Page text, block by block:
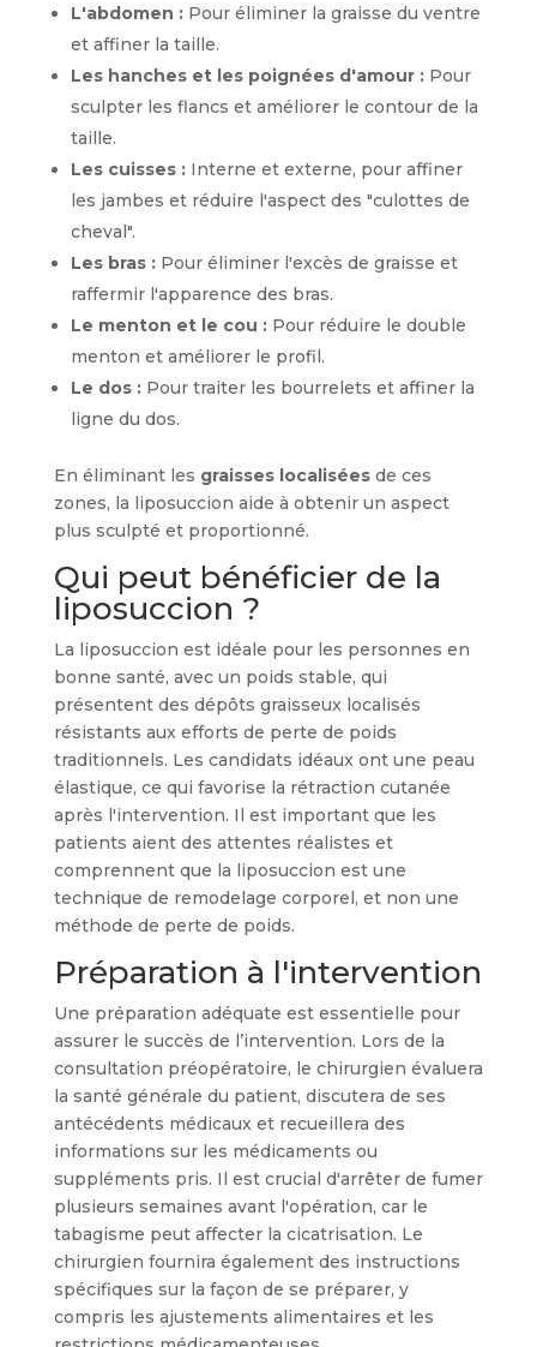
L'abdomen :Pour éliminer la graisse du ventre
et affiner la taille.
Les hanches et les poignées d'amour :Pour
sculpter les flancs et améliorer le contour de la
taille.
Les cuisses :Interne et externe, pour affiner
les jambes et réduire l'aspect des "culottes de
cheval".
Les bras :Pour éliminer l'excès de graisse et
raffermir l'apparence des bras.
Le menton et le cou :Pour réduire le double
menton et améliorer le profil.
Le dos :Pour traiter les bourrelets et affiner la
ligne du dos.
En éliminant les graisses localiséesde ces
zones, la liposuccion aide à obtenir un aspect
plus sculpté et proportionné.
Qui peut bénéficier de la
liposuccion ?
La liposuccion est idéale pour les personnes en
bonne santé, avec un poids stable, qui
présentent des dépôts graisseux localisés
résistants aux efforts de perte de poids
traditionnels. Les candidats idéaux ont une peau
élastique, ce qui favorise la rétraction cutanée
après l'intervention. Il est important que les
patients aient des attentes réalistes et
comprennent que la liposuccion est une
technique de remodelage corporel, et non une
méthode de perte de poids.
Préparation à l'intervention
Une préparation adéquate est essentielle pour
assurer le succès de l’intervention. Lors de la
consultation préopératoire, le chirurgien évaluera
la santé générale du patient, discutera de ses
antécédents médicaux et recueillera des
informations sur les médicaments ou
suppléments pris. Il est crucial d'arrêter de fumer
plusieurs semaines avant l'opération, car le
tabagisme peut affecter la cicatrisation. Le
chirurgien fournira également des instructions
spécifiques sur la façon de se préparer, y
compris les ajustements alimentaires et les